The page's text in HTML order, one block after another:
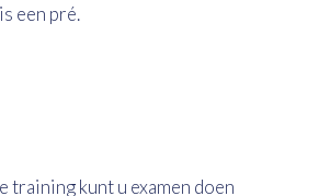
een pré.
training kunt u examen doen